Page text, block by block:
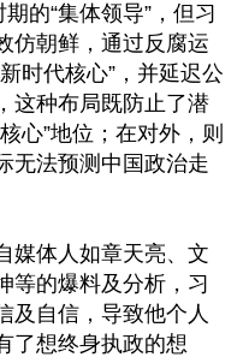
的“集体领导”，但习
仿朝鲜，通过反腐运
时代核心”，并延迟公
这种布局既防止了潜
心”地位；在对外，则
无法预测中国政治走
媒体人如章天亮、文
等的爆料及分析，习
及自信，导致他个人
了想终身执政的想